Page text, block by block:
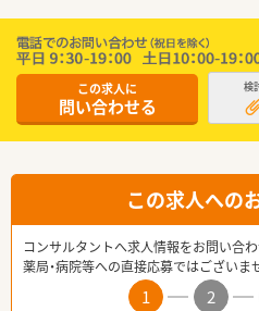
この求人に
問い合わせる
検
この求人への
コンサルタントへ求人情報をお問い合わ
薬局・病院等への直接応募ではございま
1 2